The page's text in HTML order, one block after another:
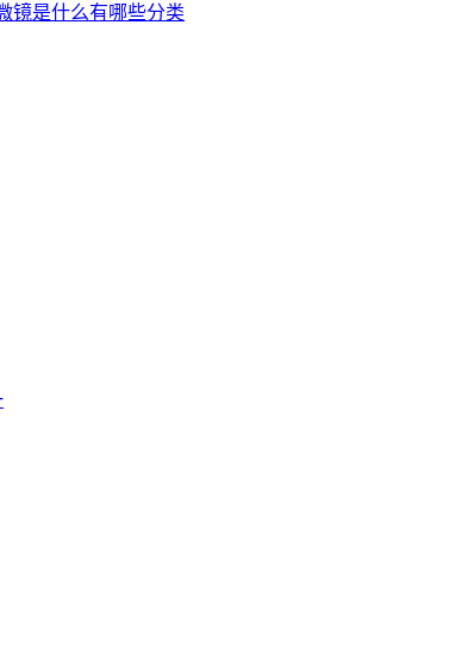
镜是什么有哪些分类